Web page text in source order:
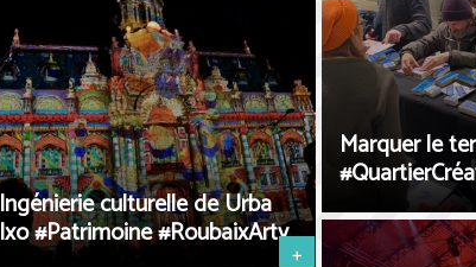
Ingénierie culturelle de Urba
Ixo #Patrimoine #RoubaixArty
+
Marquer le